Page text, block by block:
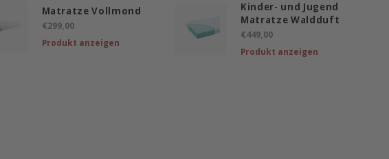
Matratze Vollmond
€299,00
Produkt anzeigen
Kinder- und Jugend
Matratze Waldduft
€449,00
Produkt anzeigen